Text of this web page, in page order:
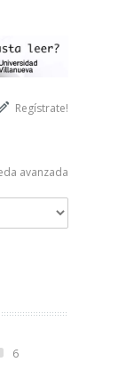
Regístrate!
avanzada
6